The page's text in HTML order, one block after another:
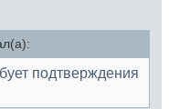
подтверждения